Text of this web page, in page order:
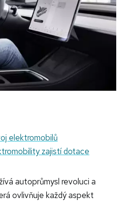
elektromobilů
zajistí dotace
autoprůmysl revoluci a
ovlivňuje každý aspekt